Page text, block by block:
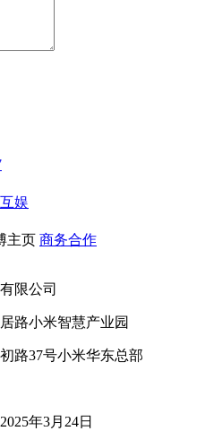
娱
主页 商务合作
限公司
路小米智慧产业园
路37号小米华东总部
年3月24日